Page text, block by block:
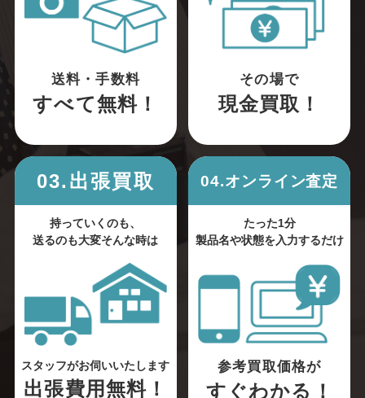
送料・手数料
すべて無料！
その場で
現金買取！
03.出張買取
持っていくのも、
送るのも大変そんな時は
スタッフがお伺いいたします
出張費用無料！
04.オンライン査定
たった1分
製品名や状態を入力するだけ
参考買取価格が
すぐわかる！